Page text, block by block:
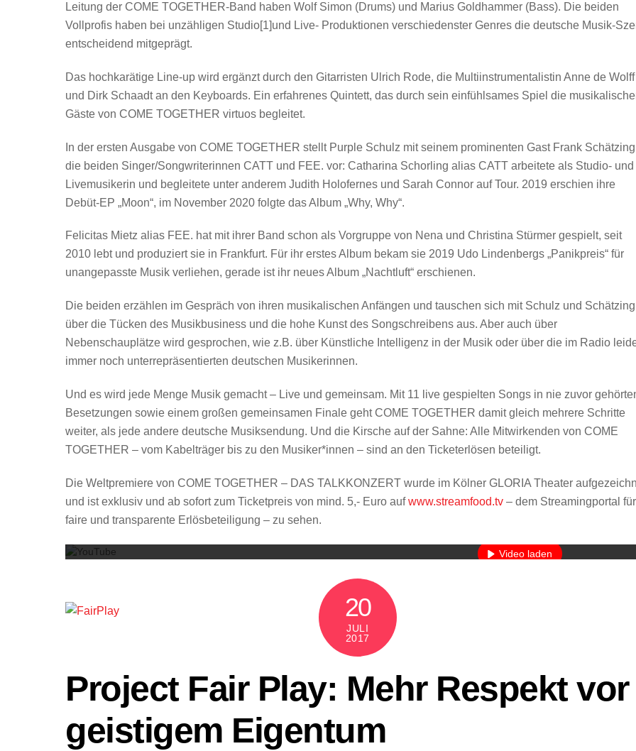
Leitung der COME TOGETHER-Band haben Wolf Simon (Drums) und Marius Goldhammer (Bass). Die beiden
Vollprofis haben bei unzähligen Studio[1]und Live- Produktionen verschiedenster Genres die deutsche Musik-
entscheidend mitgeprägt.
Das hochkarätige Line-up wird ergänzt durch den Gitarristen Ulrich Rode, die Multiinstrumentalistin Anne de Wolff
und Dirk Schaadt an den Keyboards. Ein erfahrenes Quintett, das durch sein einfühlsames Spiel die
Gäste von COME TOGETHER virtuos begleitet.
In der ersten Ausgabe von COME TOGETHER stellt Purple Schulz mit seinem prominenten Gast Frank Schätzing
die beiden Singer/Songwriterinnen CATT und FEE. vor: Catharina Schorling alias CATT arbeitete als Studio- und
Livemusikerin und begleitete unter anderem Judith Holofernes und Sarah Connor auf Tour. 2019 erschien ihre
Debüt-EP „Moon“, im November 2020 folgte das Album „Why, Why“.
Felicitas Mietz alias FEE. hat mit ihrer Band schon als Vorgruppe von Nena und Christina Stürmer gespielt, seit
2010 lebt und produziert sie in Frankfurt. Für ihr erstes Album bekam sie 2019 Udo Lindenbergs „Panikpreis“ für
unangepasste Musik verliehen, gerade ist ihr neues Album „Nachtluft“ erschienen.
Die beiden erzählen im Gespräch von ihren musikalischen Anfängen und tauschen sich mit Schulz und Schätzing
über die Tücken des Musikbusiness und die hohe Kunst des Songschreibens aus. Aber auch über
Nebenschauplätze wird gesprochen, wie z.B. über Künstliche Intelligenz in der Musik oder über die im Radio
immer noch unterrepräsentierten deutschen Musikerinnen.
Und es wird jede Menge Musik gemacht – Live und gemeinsam. Mit 11 live gespielten Songs in nie zuvor
Besetzungen sowie einem großen gemeinsamen Finale geht COME TOGETHER damit gleich mehrere Schritte
weiter, als jede andere deutsche Musiksendung. Und die Kirsche auf der Sahne: Alle Mitwirkenden von COME
TOGETHER – vom Kabelträger bis zu den Musiker*innen – sind an den Ticketerlösen beteiligt.
Die Weltpremiere von COME TOGETHER – DAS TALKKONZERT wurde im Kölner GLORIA Theater
und ist exklusiv und ab sofort zum Ticketpreis von mind. 5,- Euro aufwww.streamfood.tv – dem Streamingportal für
faire und transparente Erlösbeteiligung – zu sehen.
Mit dem Laden des Videos akzeptieren Sie die
Video laden
20
JULI
2017
Project Fair Play: Mehr Respekt vor
geistigem Eigentum